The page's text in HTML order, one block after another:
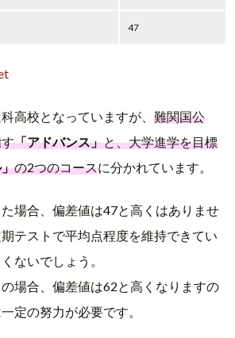
47
高校となっていますが、 難関国公
「アドバンス」と、大学進学を目標
の2つのコースに分かれています。
場合、偏差値は47と高くはありませ
テストで平均点程度を維持できてい
ないでしょう。
場合、偏差値は62と高くなりますの
定の努力が必要です。